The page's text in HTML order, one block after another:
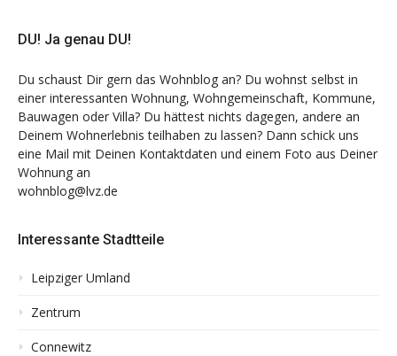
DU! Ja genau DU!
Du schaust Dir gern das Wohnblog an? Du wohnst selbst in
einer interessanten Wohnung, Wohngemeinschaft, Kommune,
Bauwagen oder Villa? Du hättest nichts dagegen, andere an
Deinem Wohnerlebnis teilhaben zu lassen? Dann schick uns
eine Mail mit Deinen Kontaktdaten und einem Foto aus Deiner
Wohnung an
wohnblog@lvz.de
Interessante Stadtteile
Leipziger Umland
Zentrum
Connewitz